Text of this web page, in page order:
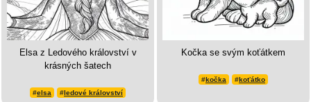
Elsa z Ledového království v
krásných šatech
#elsa #ledové království
Kočka se svým koťátkem
#kočka #koťátko